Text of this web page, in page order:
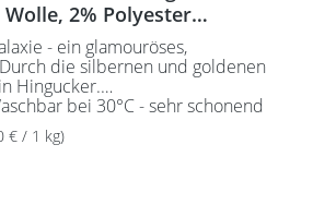
2% Polyester
- ein glamouröses,
die silbernen und goldenen
Hingucker.
bei 30°C - sehr schonend
/ nicht schleudern)
€ / 1 kg)